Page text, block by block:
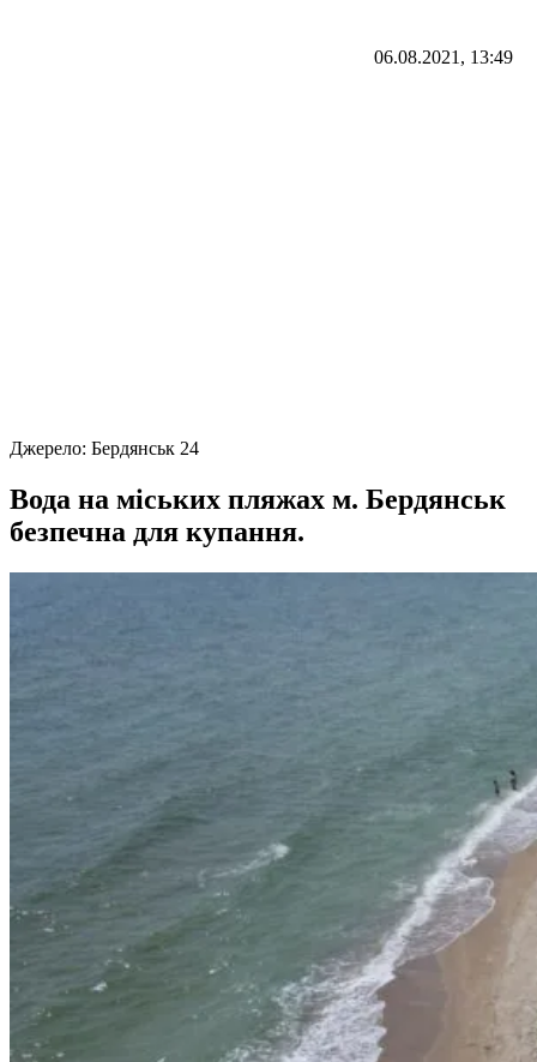
06.08.2021, 13:49
Джерело: Бердянськ 24
Вода на міських пляжах м. Бердянськ
безпечна для купання.